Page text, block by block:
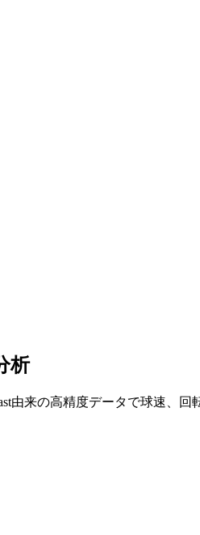
析
由来の高精度データで球速、